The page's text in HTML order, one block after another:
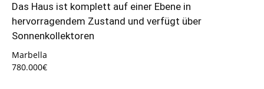
Das Haus ist komplett auf einer Ebene in
hervorragendem Zustand und verfügt über
Sonnenkollektoren
Marbella
780.000€